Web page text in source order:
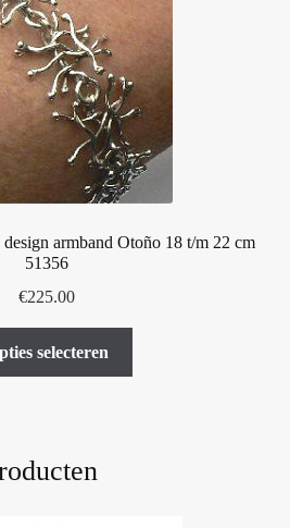
armband Otoño 18 t/m 22 cm
51356
€225.00
selecteren